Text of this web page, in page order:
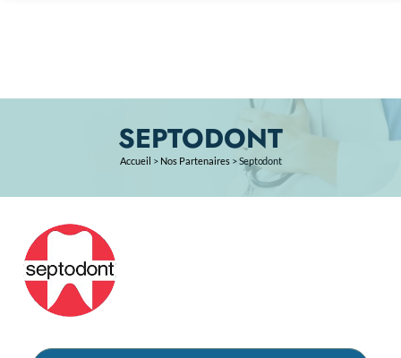
SEPTODONT
Accueil > Nos Partenaires>Septodont